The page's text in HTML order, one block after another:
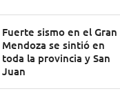
Fuerte sismo en el Gran
Mendoza se sintió en
toda la provincia y San
Juan